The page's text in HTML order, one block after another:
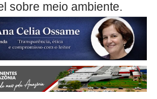
sobre meio ambiente.